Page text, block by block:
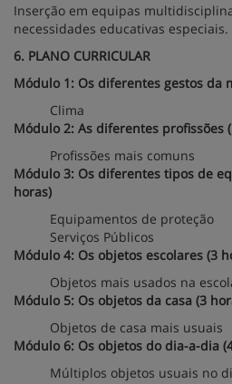
Inserção em equipas
necessidades educativas especiais.
6. PLANO CURRICULAR
Módulo 1: Os diferentes gestos da
Clima
Módulo 2: As diferentes profissões
Profissões mais comuns
Módulo 3: Os diferentes tipos de
horas)
Equipamentos de proteção
Serviços Públicos
Módulo 4: Os objetos escolares (3
Objetos mais usados na
Módulo 5: Os objetos da casa (3
Objetos de casa mais usuais
Módulo 6: Os objetos do dia-a-dia
Múltiplos objetos usuais no